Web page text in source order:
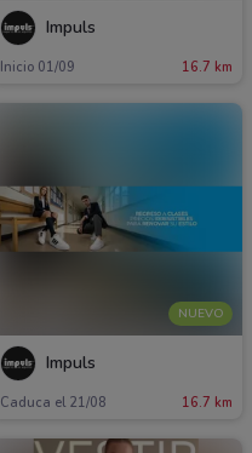
Impuls
Inicio 01/09 16.7 km
NUEVO
Impuls
Caduca el 21/08 16.7 km